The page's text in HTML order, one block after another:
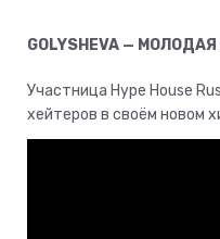
GOLYSHEVA —
Участница Hype House
хейтеров в своём новом